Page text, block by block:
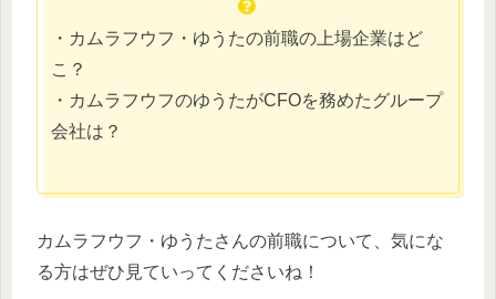
・カムラフウフ・ゆうたの前職の上場企業はど
こ？
・カムラフウフのゆうたがCFOを務めたグループ
会社は？
カムラフウフ・ゆうたさんの前職について、気にな
る方はぜひ見ていってくださいね！